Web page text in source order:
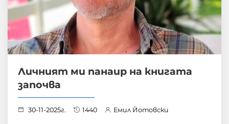
Личният ми панаир на книгата
започва
30-11-2025г. 1440 Емил Йотовски